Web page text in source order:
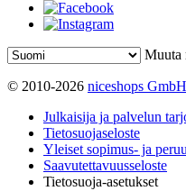
Muuta
© 2010-2026 niceshops GmbH
Julkaisija ja palvelun
Tietosuojaseloste
Yleiset sopimus- ja
Saavutettavuusseloste
Tietosuoja-asetukset